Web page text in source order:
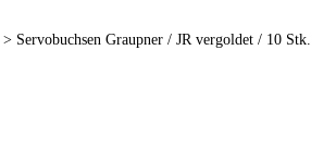
> Servobuchsen Graupner / JR vergoldet / 10 Stk.